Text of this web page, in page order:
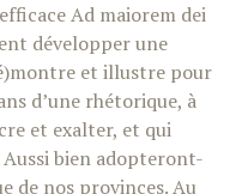
Ad maiorem dei
développer une
et illustre pour
d’une rhétorique, à
et exalter, et qui
Aussi bien adopteront-
de nos provinces. Au